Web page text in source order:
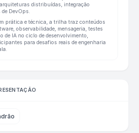
distribuídas, integração
DevOps.
prática e técnica, a trilha traz conteúdos
observabilidade, mensageria, testes
de IA no ciclo de desenvolvimento,
para desafios reais de engenharia